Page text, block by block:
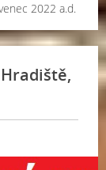
2022 a.d.